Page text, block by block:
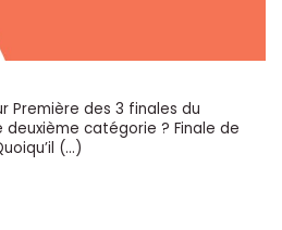
Première des 3 finales du
catégorie ? Finale de
(…)